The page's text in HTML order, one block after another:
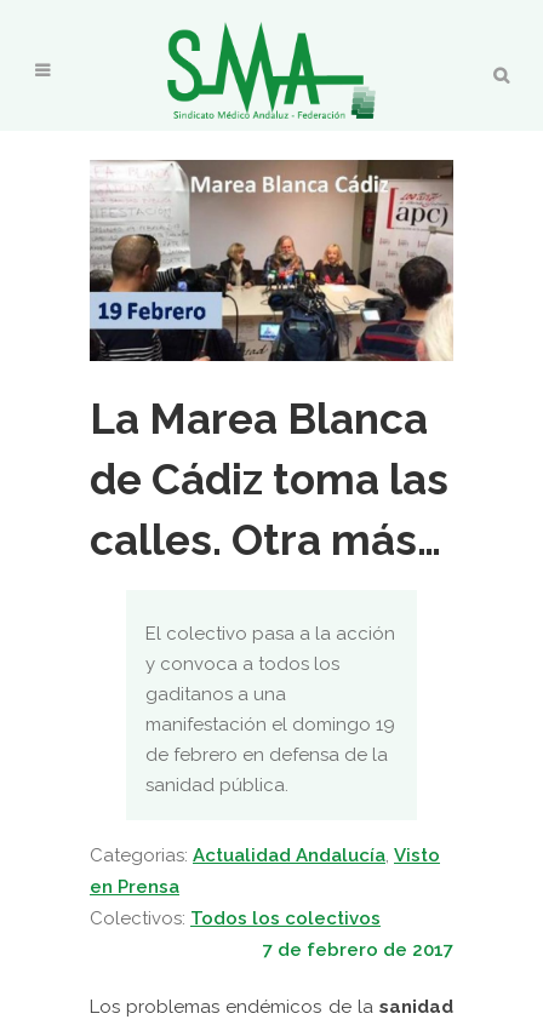
La Marea Blanca
de Cádiz toma las
calles. Otra más…
El colectivo pasa a la acción
y convoca a todos los
gaditanos a una
manifestación el domingo 19
de febrero en defensa de la
sanidad pública.
Categorias: Actualidad Andalucía, Visto
en Prensa
Colectivos: Todos los colectivos
7 de febrero de 2017
Los problemas endémicos de la sanidad